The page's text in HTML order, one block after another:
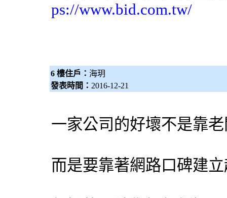
ps://www.bid.com.tw/
6 樓住戶： 海玥
發表時間： 2016-12-21
一家公司的好壞不是靠
而是要靠著網路口碑建